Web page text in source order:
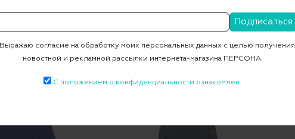
92 900 ₽
Выражаю согласие на обработку моих персональных данных с целью получения
новостной и рекламной рассылки интернета-магазина ПЕРСОНА.
С положением о конфиденциальности ознакомлен.